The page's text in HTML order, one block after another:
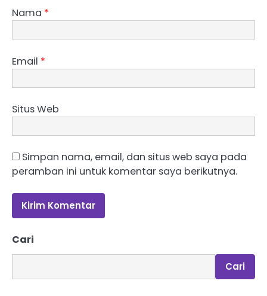
Nama *
Email *
Situs Web
Simpan nama, email, dan situs web saya pada
peramban ini untuk komentar saya berikutnya.
Cari
Cari